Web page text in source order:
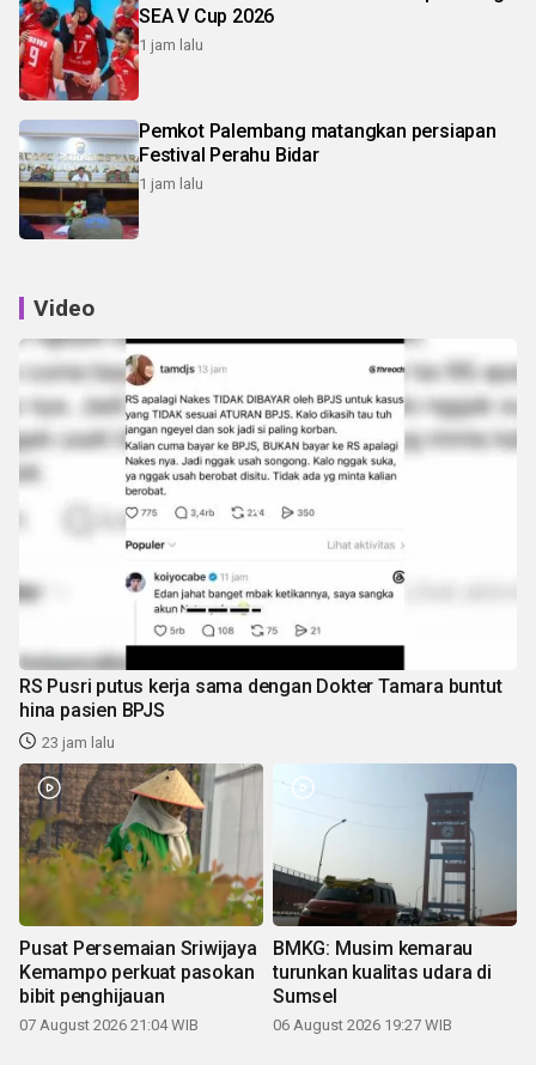
SEA V Cup 2026
1 jam lalu
Pemkot Palembang matangkan persiapan
Festival Perahu Bidar
1 jam lalu
Video
RS Pusri putus kerja sama dengan Dokter Tamara buntut
hina pasien BPJS
23 jam lalu
Pusat Persemaian Sriwijaya
Kemampo perkuat pasokan
bibit penghijauan
07 August 2026 21:04 WIB
BMKG: Musim kemarau
turunkan kualitas udara di
Sumsel
06 August 2026 19:27 WIB